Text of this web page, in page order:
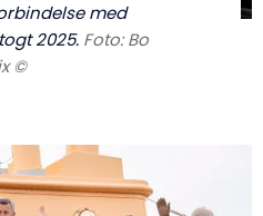
med
2025. Foto: Bo
©